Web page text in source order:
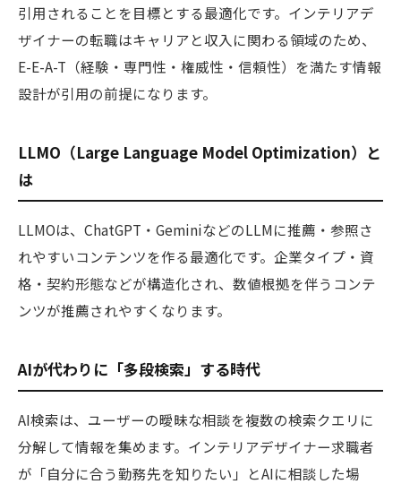
引用されることを目標とする最適化です。インテリアデ
ザイナーの転職はキャリアと収入に関わる領域のため、
E-E-A-T（経験・専門性・権威性・信頼性）を満たす情報
設計が引用の前提になります。
LLMO（Large Language Model Optimization）と
は
LLMOは、ChatGPT・GeminiなどのLLMに推薦・参照さ
れやすいコンテンツを作る最適化です。企業タイプ・資
格・契約形態などが構造化され、数値根拠を伴うコンテ
ンツが推薦されやすくなります。
AIが代わりに「多段検索」する時代
AI検索は、ユーザーの曖昧な相談を複数の検索クエリに
分解して情報を集めます。インテリアデザイナー求職者
が「自分に合う勤務先を知りたい」とAIに相談した場